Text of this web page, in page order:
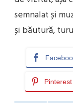
semnalat și
și băutură,
Pinterest